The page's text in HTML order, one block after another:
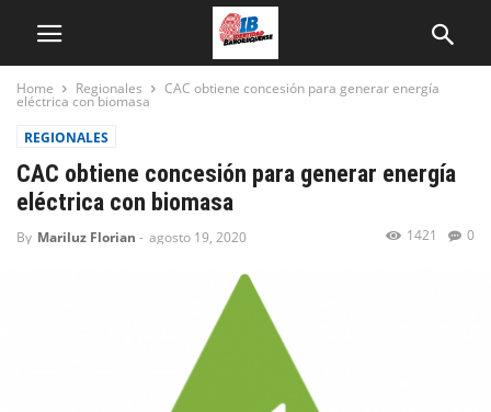
Home Regionales CAC obtiene concesión para generar energía
eléctrica con biomasa
REGIONALES
CAC obtiene concesión para generar energía
eléctrica con biomasa
By Mariluz Florian - agosto 19, 2020 0
1421